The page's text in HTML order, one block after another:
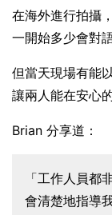
在海外進行拍攝，
一開始多少會對
但當天現場有能
讓兩人能在安心
Brian 分享道：
「工作人員都
會清楚地指導